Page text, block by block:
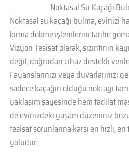
Noktasal Su Kaçağı
Noktasal su kaçağı bulma, evinizi
kırma dökme işlemlerini tarihe
Vizyon Tesisat olarak, sızıntının
değil, doğrudan cihaz destekli
Fayanslarınızı veya duvarlarınızı
sadece kaçağın olduğu noktayı
yaklaşım sayesinde hem tadilat
de evinizdeki yaşam düzeniniz
tesisat sorunlarına karşı en hızlı,
yoludur.